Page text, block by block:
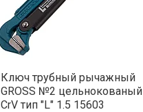
Ключ трубный рычажный
GROSS №2 цельнокованый
CrV тип "L" 1.5 15603